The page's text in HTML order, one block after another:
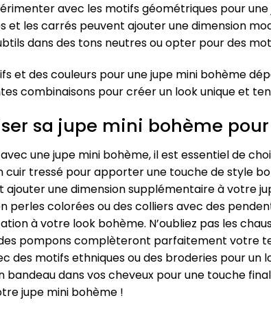
avec les motifs géométriques pour
et les carrés peuvent ajouter une dimension
dans des tons neutres ou opter pour des
et des couleurs pour une jupe mini bohème
combinaisons pour créer un look unique et
sa jupe mini bohème
une jupe mini bohème, il est essentiel de
cuir tressé pour apporter une touche de style
une dimension supplémentaire à votre
perles colorées ou des colliers avec des
à votre look bohème. N’oubliez pas les
pompons complèteront parfaitement votre
des motifs ethniques ou des broderies pour un
bandeau dans vos cheveux pour une touche
jupe mini bohème !